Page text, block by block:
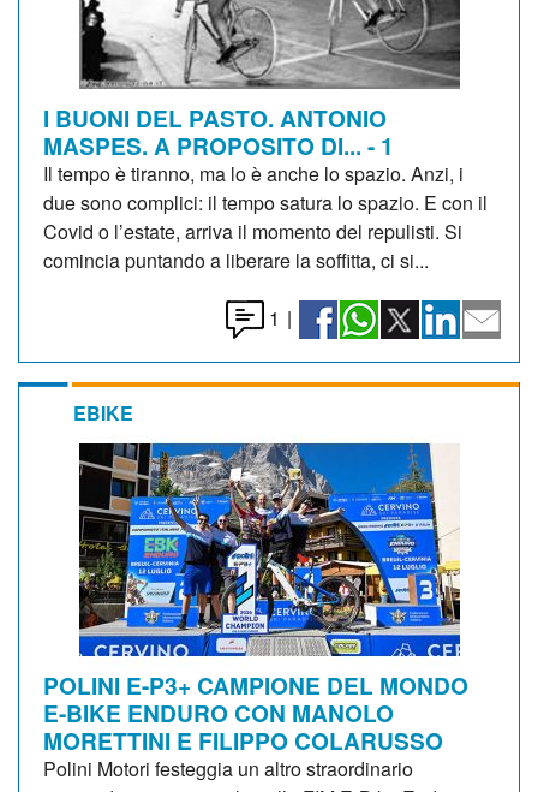
I BUONI DEL PASTO. ANTONIO
MASPES. A PROPOSITO DI... - 1
Il tempo è tiranno, ma lo è anche lo spazio. Anzi, i
due sono complici: il tempo satura lo spazio. E con il
Covid o l’estate, arriva il momento del repulisti. Si
comincia puntando a liberare la soffitta, ci si...
1 |
EBIKE
POLINI E-P3+ CAMPIONE DEL MONDO
E-BIKE ENDURO CON MANOLO
MORETTINI E FILIPPO COLARUSSO
Polini Motori festeggia un altro straordinario